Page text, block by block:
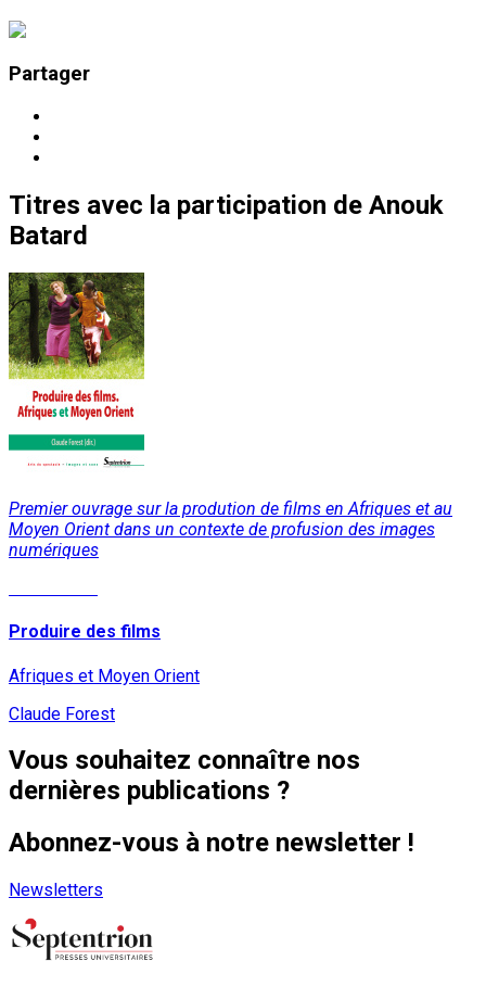
Partager
Titres avec la participation de Anouk
Batard
Premier ouvrage sur la prodution de films en Afriques et au
Moyen Orient dans un contexte de profusion des images
numériques
Produire des films
Afriques et Moyen Orient
Claude Forest
Vous souhaitez connaître nos
dernières publications ?
Abonnez-vous à notre newsletter !
Newsletters